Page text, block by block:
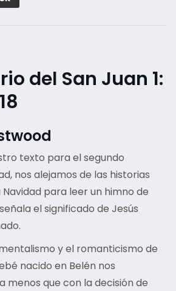
del San Juan 1:
texto para el segundo
nos alejamos de las historias
para leer un himno de
el significado de Jesús
y el romanticismo de
nacido en Belén nos
menos que con la decisión de